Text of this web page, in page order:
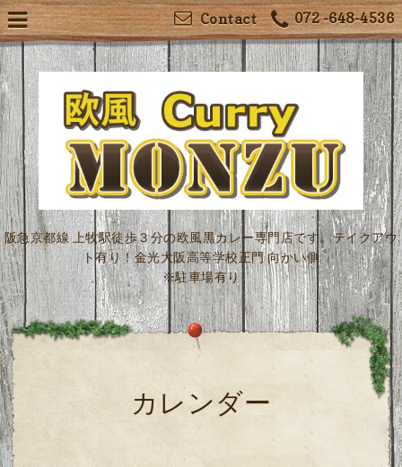
072 -648-4536
Contact
阪急京都線 上牧駅徒歩３分の欧風黒カレー専門店です。テイクアウ
ト有り！金光大阪高等学校正門 向かい側
※駐車場有り
カレンダー